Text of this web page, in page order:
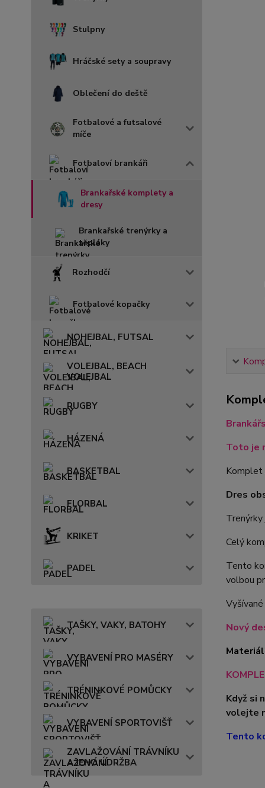
Stulpny
Hráčské sety a soupravy
Oblečení do deště
Fotbalové a futsalové
míče
Fotbaloví brankáři
Brankařské komplety a
dresy
Brankařské trenýrky a
tepláky
Rozhodčí
Fotbalové kopačky
NOHEJBAL, FUTSAL
VOLEJBAL, BEACH
VOLEJBAL
RUGBY
HÁZENÁ
BASKETBAL
FLORBAL
KRIKET
PADEL
TAŠKY, VAKY, BATOHY
VYBAVENÍ PRO MASÉRY
TRÉNINKOVÉ POMŮCKY
VYBAVENÍ SPORTOVIŠŤ
ZAVLAŽOVÁNÍ TRÁVNÍKU
A JEHO ÚDRŽBA
Toto je
Komplet
Dres
Celý
Tento
volbou
Nový
Když si
volejte
Tento